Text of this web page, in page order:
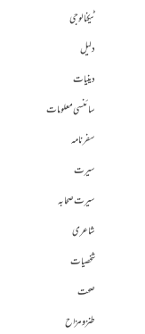
ٹیکنالوجی
دلیل
دینیات
سائنسی معلومات
سفرنامہ
سیرت
سیرت صحابہ
شاعری
شخصیات
صحت
طنز و مزاح